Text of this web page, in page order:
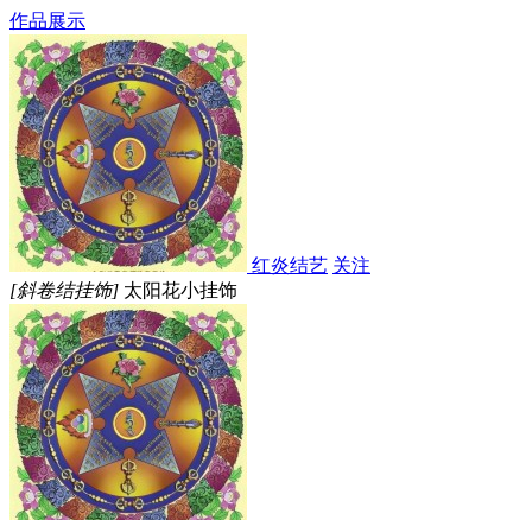
作品展示
红炎结艺 关注
[斜卷结挂饰] 太阳花小挂饰